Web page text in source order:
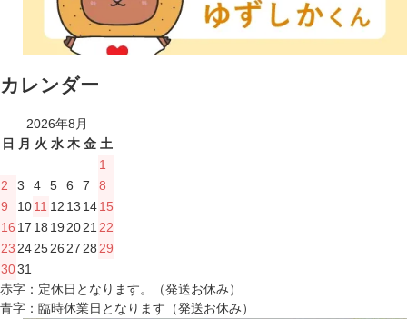
カレンダー
2026年8月
日
月 火 水 木 金 土
1
2
3 4 5 6 7
8
9
1011 12 13 1415
16 17 18 19 2021 22
23 242526 27 28 29
3031
赤字：定休日となります。（発送お休み）
青字：臨時休業日となります（発送お休み）